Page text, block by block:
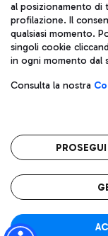
Codice fiscale e
IVA 06572251004
Capitale sociale
Sede legale: Via
telefono +39 06
Privacy policy
al posizionamento di
profilazione. Il
qualsiasi momento.
singoli cookie
in ogni momento dal
Consulta la nostra